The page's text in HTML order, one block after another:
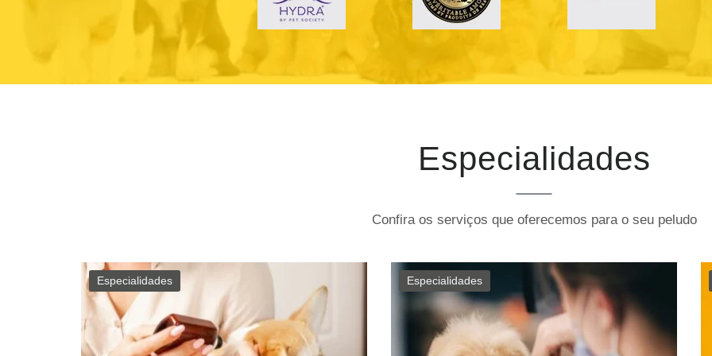
Especialidades
Confira os serviços que oferecemos para o seu peludo
Especialidades Especialidades